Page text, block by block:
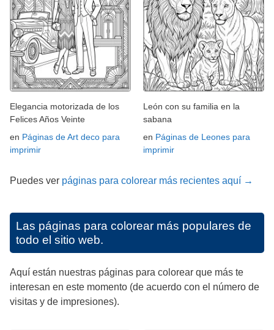
Elegancia motorizada de los
Felices Años Veinte
en Páginas de Art deco para
imprimir
León con su familia en la
sabana
en Páginas de Leones para
imprimir
Puedes ver páginas para colorear más recientes aquí →
Las páginas para colorear más populares de
todo el sitio web.
Aquí están nuestras páginas para colorear que más te
interesan en este momento (de acuerdo con el número de
visitas y de impresiones).